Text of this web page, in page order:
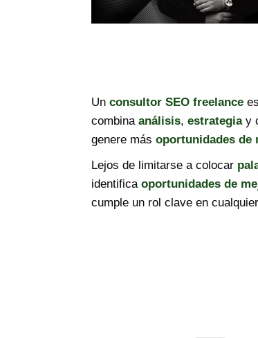
Un consultor SEO freelance
combina análisis, estrategiay
genere más oportunidades de
Lejos de limitarse a colocar
identifica oportunidades de
cumple un rol clave en